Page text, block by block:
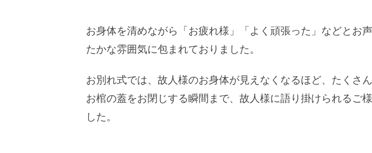
お身体を清めながら「お疲れ様」「よく頑張った」などとお
たかな雰囲気に包まれておりました。
お別れ式では、故人様のお身体が見えなくなるほど、たくさ
お棺の蓋をお閉じする瞬間まで、故人様に語り掛けられるご
した。